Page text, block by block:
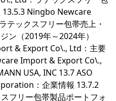
13.5.3 Ningbo Newcare
ックスフリー包帯売上・
ン（2019年～2024年）
& Export Co\., Ltd：主要
Import & Export Co\.,
USA, INC 13.7 ASO
：企業情報 13.7.2
フリー包帯製品ポートフォ